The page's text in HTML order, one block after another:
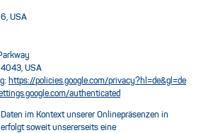
USA
USA
https://policies.google.com/privacy?hl=de&gl=de
authenticated
im Kontext unserer Onlinepräsenzen in
soweit unsererseits eine